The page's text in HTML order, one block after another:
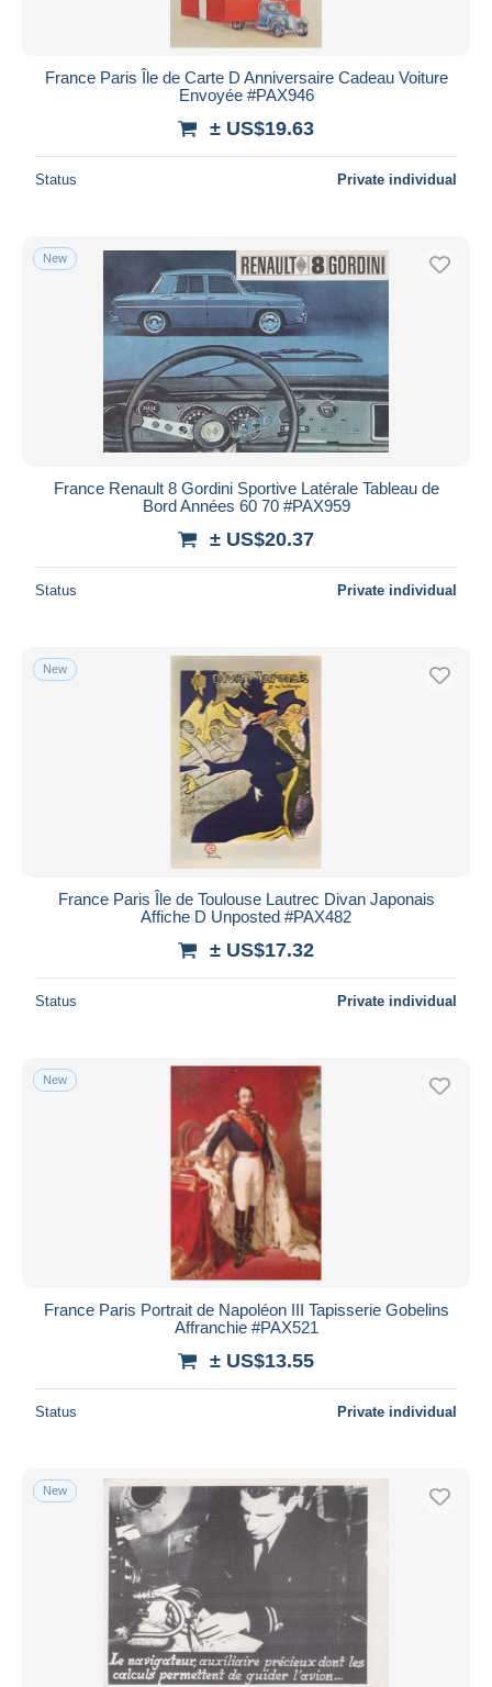
France Paris Île de Carte D Anniversaire Cadeau Voiture
Envoyée #PAX946
± US$19.63
Status Private individual
New
France Renault 8 Gordini Sportive Latérale Tableau de
Bord Années 60 70 #PAX959
± US$20.37
Status Private individual
New
France Paris Île de Toulouse Lautrec Divan Japonais
Affiche D Unposted #PAX482
± US$17.32
Status Private individual
New
France Paris Portrait de Napoléon III Tapisserie Gobelins
Affranchie #PAX521
± US$13.55
Status Private individual
New